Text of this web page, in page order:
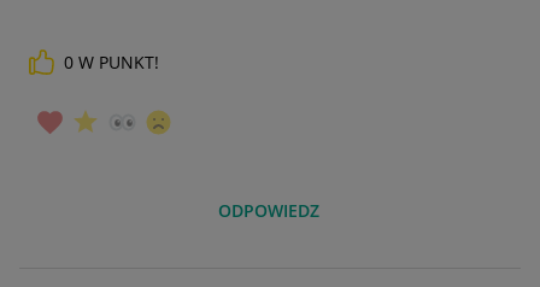
0 W PUNKT!
ODPOWIEDZ